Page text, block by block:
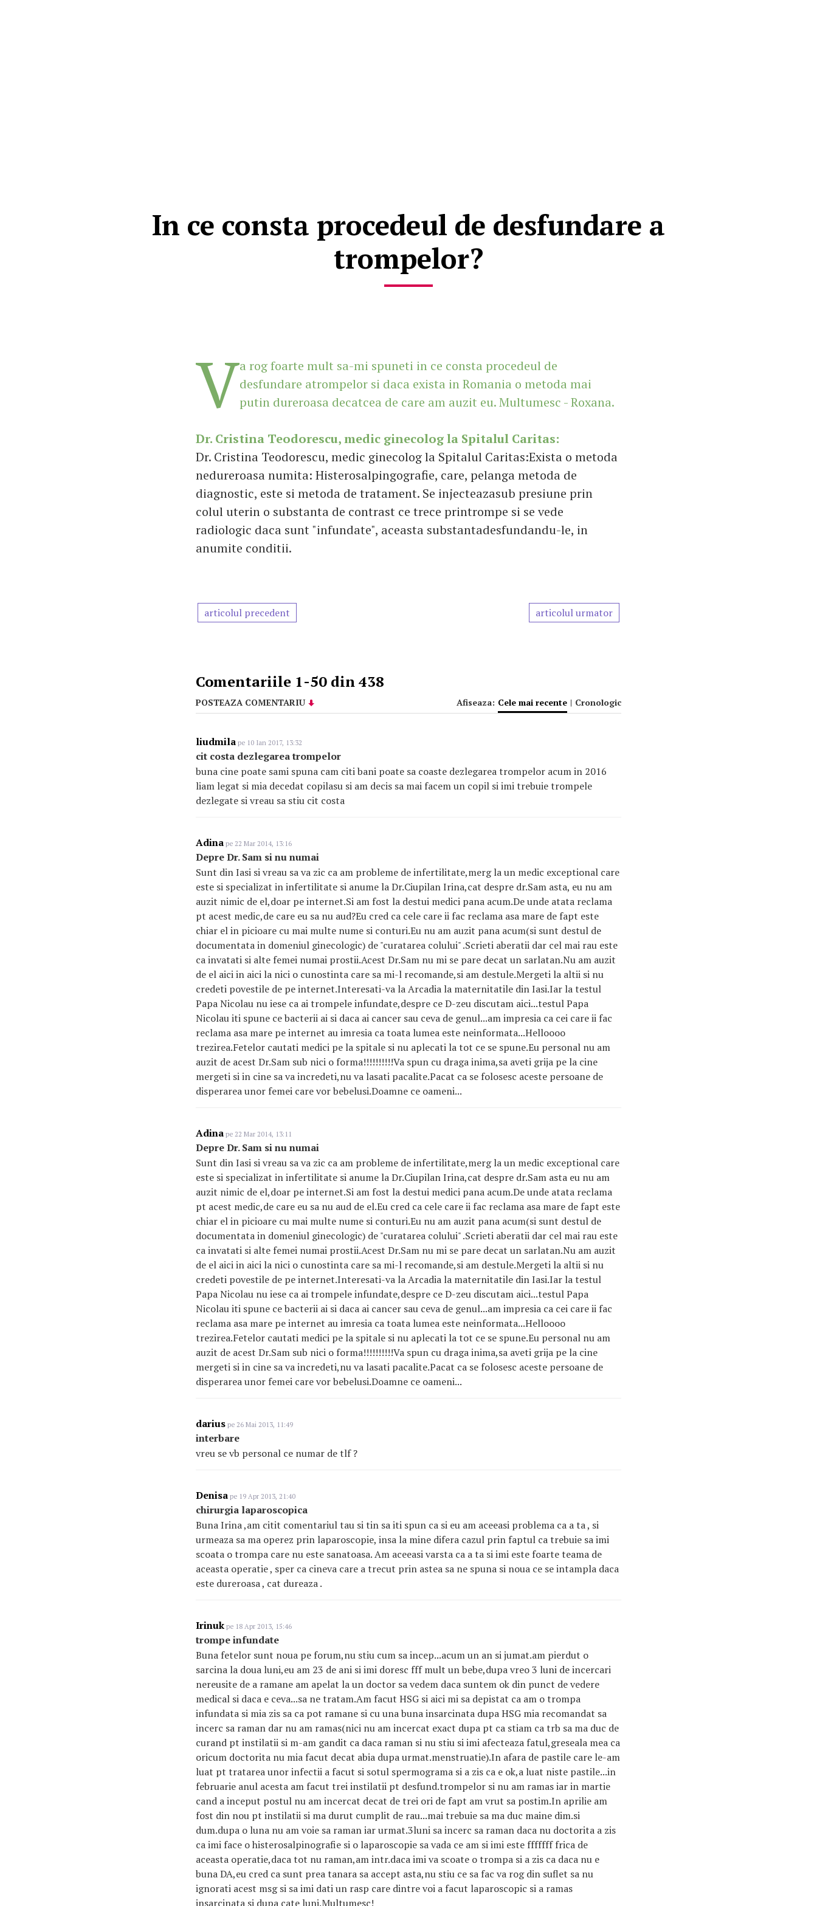
In ce consta procedeul de desfundare a
trompelor?
Va rog foarte mult sa-mi spuneti in ce consta procedeul de
desfundare atrompelor si daca exista in Romania o metoda mai
putin dureroasa decatcea de care am auzit eu. Multumesc - Roxana.
Dr. Cristina Teodorescu, medic ginecolog la Spitalul Caritas:
Dr. Cristina Teodorescu, medic ginecolog la Spitalul Caritas:Exista o metoda
nedureroasa numita: Histerosalpingografie, care, pelanga metoda de
diagnostic, este si metoda de tratament. Se injecteazasub presiune prin
colul uterin o substanta de contrast ce trece printrompe si se vede
radiologic daca sunt "infundate", aceasta substantadesfundandu-le, in
anumite conditii.
articolul precedent articolul urmator
Comentariile 1-50 din 438
POSTEAZA COMENTARIU Afiseaza: Cele mai recente | Cronologic
liudmila pe 10 Ian 2017, 13:32
cit costa dezlegarea trompelor
buna cine poate sami spuna cam citi bani poate sa coaste dezlegarea trompelor acum in 2016
liam legat si mia decedat copilasu si am decis sa mai facem un copil si imi trebuie trompele
dezlegate si vreau sa stiu cit costa
Adina pe 22 Mar 2014, 13:16
Depre Dr. Sam si nu numai
Sunt din Iasi si vreau sa va zic ca am probleme de infertilitate,merg la un medic exceptional care
este si specializat in infertilitate si anume la Dr.Ciupilan Irina,cat despre dr.Sam asta, eu nu am
auzit nimic de el,doar pe internet.Si am fost la destui medici pana acum.De unde atata reclama
pt acest medic,de care eu sa nu aud?Eu cred ca cele care ii fac reclama asa mare de fapt este
chiar el in picioare cu mai multe nume si conturi.Eu nu am auzit pana acum(si sunt destul de
documentata in domeniul ginecologic) de "curatarea colului" .Scrieti aberatii dar cel mai rau este
ca invatati si alte femei numai prostii.Acest Dr.Sam nu mi se pare decat un sarlatan.Nu am auzit
de el aici in aici la nici o cunostinta care sa mi-l recomande,si am destule.Mergeti la altii si nu
credeti povestile de pe internet.Interesati-va la Arcadia la maternitatile din Iasi.Iar la testul
Papa Nicolau nu iese ca ai trompele infundate,despre ce D-zeu discutam aici...testul Papa
Nicolau iti spune ce bacterii ai si daca ai cancer sau ceva de genul...am impresia ca cei care ii fac
reclama asa mare pe internet au imresia ca toata lumea este neinformata...Helloooo
trezirea.Fetelor cautati medici pe la spitale si nu aplecati la tot ce se spune.Eu personal nu am
auzit de acest Dr.Sam sub nici o forma!!!!!!!!!!Va spun cu draga inima,sa aveti grija pe la cine
mergeti si in cine sa va incredeti,nu va lasati pacalite.Pacat ca se folosesc aceste persoane de
disperarea unor femei care vor bebelusi.Doamne ce oameni...
Adina pe 22 Mar 2014, 13:11
Depre Dr. Sam si nu numai
Sunt din Iasi si vreau sa va zic ca am probleme de infertilitate,merg la un medic exceptional care
este si specializat in infertilitate si anume la Dr.Ciupilan Irina,cat despre dr.Sam asta eu nu am
auzit nimic de el,doar pe internet.Si am fost la destui medici pana acum.De unde atata reclama
pt acest medic,de care eu sa nu aud de el.Eu cred ca cele care ii fac reclama asa mare de fapt este
chiar el in picioare cu mai multe nume si conturi.Eu nu am auzit pana acum(si sunt destul de
documentata in domeniul ginecologic) de "curatarea colului" .Scrieti aberatii dar cel mai rau este
ca invatati si alte femei numai prostii.Acest Dr.Sam nu mi se pare decat un sarlatan.Nu am auzit
de el aici in aici la nici o cunostinta care sa mi-l recomande,si am destule.Mergeti la altii si nu
credeti povestile de pe internet.Interesati-va la Arcadia la maternitatile din Iasi.Iar la testul
Papa Nicolau nu iese ca ai trompele infundate,despre ce D-zeu discutam aici...testul Papa
Nicolau iti spune ce bacterii ai si daca ai cancer sau ceva de genul...am impresia ca cei care ii fac
reclama asa mare pe internet au imresia ca toata lumea este neinformata...Helloooo
trezirea.Fetelor cautati medici pe la spitale si nu aplecati la tot ce se spune.Eu personal nu am
auzit de acest Dr.Sam sub nici o forma!!!!!!!!!!Va spun cu draga inima,sa aveti grija pe la cine
mergeti si in cine sa va incredeti,nu va lasati pacalite.Pacat ca se folosesc aceste persoane de
disperarea unor femei care vor bebelusi.Doamne ce oameni...
darius pe 26 Mai 2013, 11:49
interbare
vreu se vb personal ce numar de tlf ?
Denisa pe 19 Apr 2013, 21:40
chirurgia laparoscopica
Buna Irina ,am citit comentariul tau si tin sa iti spun ca si eu am aceeasi problema ca a ta , si
urmeaza sa ma operez prin laparoscopie, insa la mine difera cazul prin faptul ca trebuie sa imi
scoata o trompa care nu este sanatoasa. Am aceeasi varsta ca a ta si imi este foarte teama de
aceasta operatie , sper ca cineva care a trecut prin astea sa ne spuna si noua ce se intampla daca
este dureroasa , cat dureaza .
Irinuk pe 18 Apr 2013, 15:46
trompe infundate
Buna fetelor sunt noua pe forum,nu stiu cum sa incep...acum un an si jumat.am pierdut o
sarcina la doua luni,eu am 23 de ani si imi doresc fff mult un bebe,dupa vreo 3 luni de incercari
nereusite de a ramane am apelat la un doctor sa vedem daca suntem ok din punct de vedere
medical si daca e ceva...sa ne tratam.Am facut HSG si aici mi sa depistat ca am o trompa
infundata si mia zis sa ca pot ramane si cu una buna insarcinata dupa HSG mia recomandat sa
incerc sa raman dar nu am ramas(nici nu am incercat exact dupa pt ca stiam ca trb sa ma duc de
curand pt instilatii si m-am gandit ca daca raman si nu stiu si imi afecteaza fatul,greseala mea ca
oricum doctorita nu mia facut decat abia dupa urmat.menstruatie).In afara de pastile care le-am
luat pt tratarea unor infectii a facut si sotul spermograma si a zis ca e ok,a luat niste pastile...in
februarie anul acesta am facut trei instilatii pt desfund.trompelor si nu am ramas iar in martie
cand a inceput postul nu am incercat decat de trei ori de fapt am vrut sa postim.In aprilie am
fost din nou pt instilatii si ma durut cumplit de rau...mai trebuie sa ma duc maine dim.si
dum.dupa o luna nu am voie sa raman iar urmat.3luni sa incerc sa raman daca nu doctorita a zis
ca imi face o histerosalpinografie si o laparoscopie sa vada ce am si imi este fffffff frica de
aceasta operatie,daca tot nu raman,am intr.daca imi va scoate o trompa si a zis ca daca nu e
buna DA,eu cred ca sunt prea tanara sa accept asta,nu stiu ce sa fac va rog din suflet sa nu
ignorati acest msg si sa imi dati un rasp care dintre voi a facut laparoscopic si a ramas
insarcinata si dupa cate luni.Multumesc!